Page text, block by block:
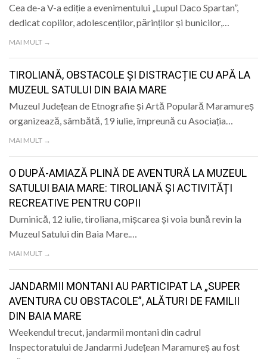
SPECIAL
POLITIC
Cea de-a V-a ediție a evenimentului „Lupul Daco Spartan”,
dedicat copiilor, adolescenților, părinților și bunicilor,…
MAI MULT →
TIROLIANĂ, OBSTACOLE ȘI DISTRACȚIE CU APĂ LA
MUZEUL SATULUI DIN BAIA MARE
Muzeul Județean de Etnografie și Artă Populară Maramureș
organizează, sâmbătă, 19 iulie, împreună cu Asociația…
MAI MULT →
O DUPĂ-AMIAZĂ PLINĂ DE AVENTURĂ LA MUZEUL
SATULUI BAIA MARE: TIROLIANĂ ȘI ACTIVITĂȚI
RECREATIVE PENTRU COPII
Duminică, 12 iulie, tiroliana, mișcarea și voia bună revin la
Muzeul Satului din Baia Mare.…
MAI MULT →
JANDARMII MONTANI AU PARTICIPAT LA „SUPER
AVENTURA CU OBSTACOLE”, ALĂTURI DE FAMILII
DIN BAIA MARE
Weekendul trecut, jandarmii montani din cadrul
Inspectoratului de Jandarmi Județean Maramureș au fost